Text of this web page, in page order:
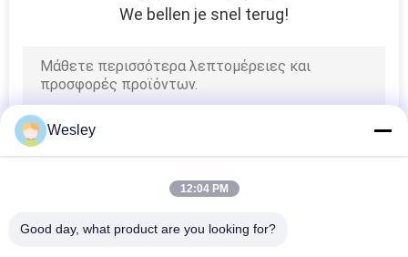
Πλαισιωμένα
διπλάσιο σημάδια
We bellen je snel terug!
Wesley
12:04 PM
Good day, what product are you looking for?